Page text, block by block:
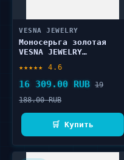
VESNA JEWELRY
Моносерьга золотая
VESNA JEWELRY
★★★★★ 4.6
16 309.00 RUB 19
188.00 RUB
🛒 Купить